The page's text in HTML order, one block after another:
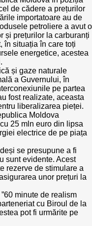
politici locale din
instituțiilor
civile
de cădere a prețurilor
importatoare au de
petroliere a avut o
și prețurilor la carburanți
în situația în care toți
energetice, acestea
și gaze naturale
a Guvernului, în
pe partea
fost realizate, aceasta
liberalizarea pieței.
Moldova
25 mln euro din lipsa
electrice de pe piața
se presupune a fi
sunt evidente. Acest
rezerve de stimulare a
unor prețuri la
minute de realism
cu Biroul de la
pot fi urmărite pe